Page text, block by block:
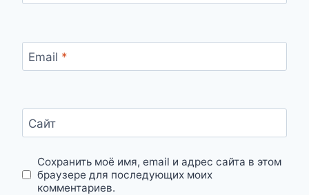
Email *
Сайт
Сохранить моё имя, email и адрес сайта в этом
браузере для последующих моих
комментариев.